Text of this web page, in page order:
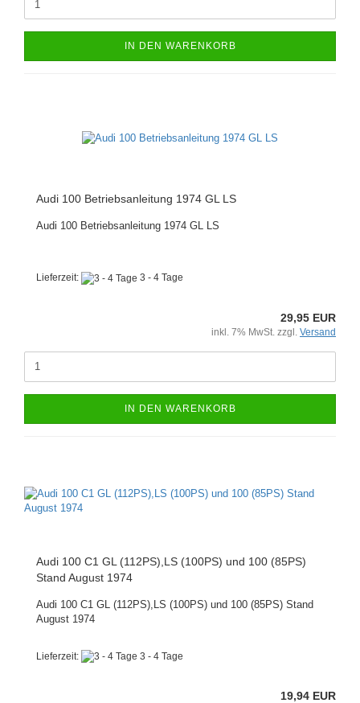
IN DEN WARENKORB
Audi 100 Betriebsanleitung 1974 GL LS
Audi 100 Betriebsanleitung 1974 GL LS
Lieferzeit: 3 - 4 Tage
29,95 EUR
inkl. 7% MwSt. zzgl. Versand
IN DEN WARENKORB
Audi 100 C1 GL (112PS),LS (100PS) und 100 (85PS)
Stand August 1974
Audi 100 C1 GL (112PS),LS (100PS) und 100 (85PS) Stand
August 1974
Lieferzeit: 3 - 4 Tage
19,94 EUR